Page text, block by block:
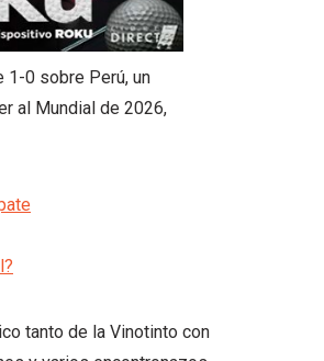
1-0 sobre Perú, un
al Mundial de 2026,
tanto de la Vinotinto con